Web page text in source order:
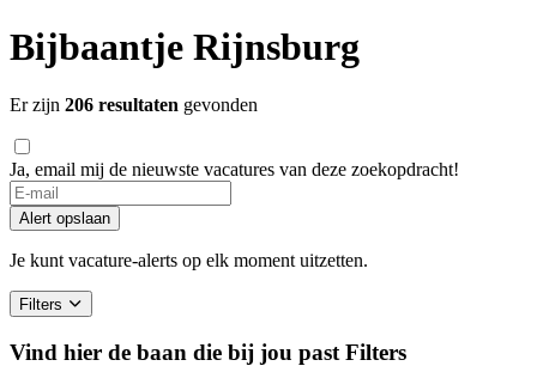
Bijbaantje Rijnsburg
Er zijn 206 resultaten gevonden
Ja, email mij de nieuwste vacatures van deze zoekopdracht!
If
you
are
a
ignore
this
field
Alert opslaan
Je kunt vacature-alerts op elk moment uitzetten.
Filters
Vind hier de baan die bij jou past Filters